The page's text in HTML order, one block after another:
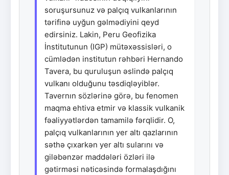
soruşursunuz və palçıq vulkanlarının
tərifinə uyğun gəlmədiyini qeyd
edirsiniz. Lakin, Peru Geofizika
İnstitutunun (IGP) mütəxəssisləri, o
cümlədən institutun rəhbəri Hernando
Tavera, bu quruluşun əslində palçıq
vulkanı olduğunu təsdiqləyiblər.
Tavernın sözlərinə görə, bu fenomen
maqma ehtiva etmir və klassik vulkanik
fəaliyyətlərdən tamamilə fərqlidir. O,
palçıq vulkanlarının yer altı qazlarının
səthə çıxarkən yer altı sularını və
giləbənzər maddələri özləri ilə
gətirməsi nəticəsində formalaşdığını